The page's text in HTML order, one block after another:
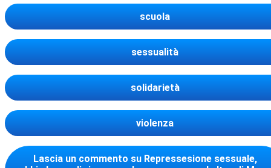
scuola
sessualità
solidarietà
violenza
Lascia un commento su Repressesione sessuale,